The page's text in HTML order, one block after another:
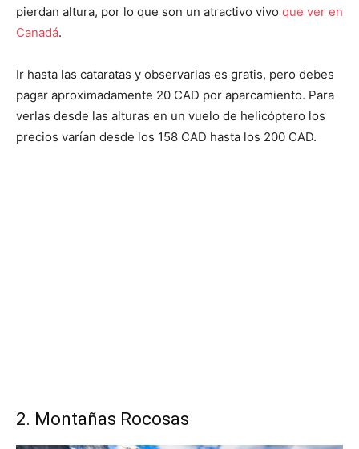
pierdan altura, por lo que son un atractivo vivo que ver en
Canadá.
Ir hasta las cataratas y observarlas es gratis, pero debes
pagar aproximadamente 20 CAD por aparcamiento. Para
verlas desde las alturas en un vuelo de helicóptero los
precios varían desde los 158 CAD hasta los 200 CAD.
2. Montañas Rocosas